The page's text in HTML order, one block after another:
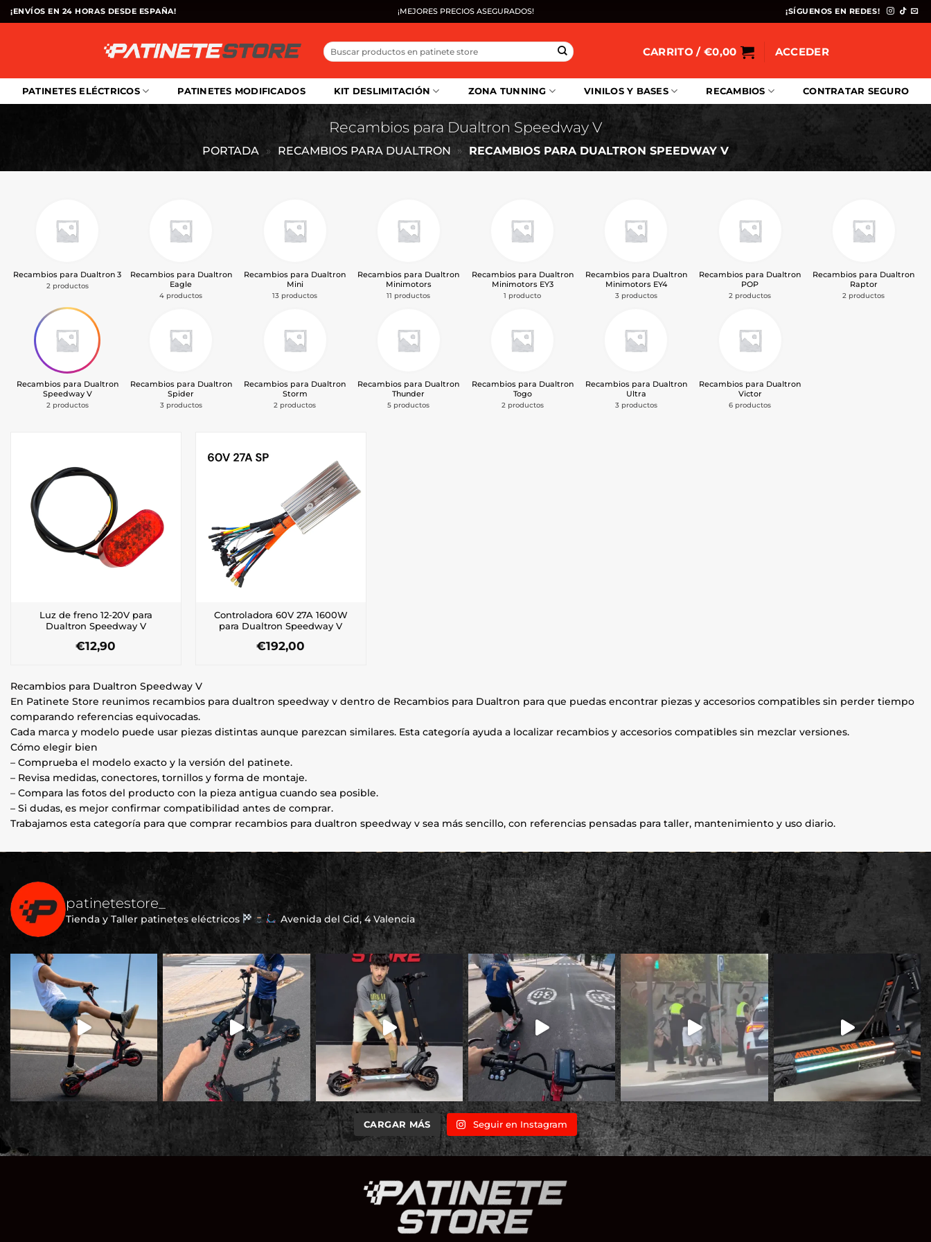
Saltar
al
¡ENVÍOS EN 24 HORAS DESDE ESPAÑA! ¡MEJORES PRECIOS ASEGURADOS! ¡SÍGUENOS EN REDES!
Buscar
por:
CARRITO / €0,00 ACCEDER
PATINETES ELÉCTRICOS PATINETES MODIFICADOS KIT DESLIMITACIÓN ZONA TUNNING VINILOS Y BASES RECAMBIOS CONTRATAR SEGURO
Recambios para Dualtron Speedway V
PORTADA » RECAMBIOS PARA DUALTRON » RECAMBIOS PARA DUALTRON SPEEDWAY V
Recambios para Dualtron 3
2 productos
Recambios para Dualtron
Eagle
4 productos
Recambios para Dualtron
Mini
13 productos
Recambios para Dualtron
Minimotors
11 productos
Recambios para Dualtron
Minimotors EY3
1 producto
Recambios para Dualtron
Minimotors EY4
3 productos
Recambios para Dualtron
POP
2 productos
Recambios para Dualtron
Raptor
2 productos
Recambios para Dualtron
Speedway V
2 productos
Recambios para Dualtron
Spider
3 productos
Recambios para Dualtron
Storm
2 productos
Recambios para Dualtron
Thunder
5 productos
Recambios para Dualtron
Togo
2 productos
Recambios para Dualtron
Ultra
3 productos
Recambios para Dualtron
Victor
6 productos
Luz de freno 12-20V para
Dualtron Speedway V
€12,90
Controladora 60V 27A 1600W
para Dualtron Speedway V
€192,00
Recambios para Dualtron Speedway V
En Patinete Store reunimos recambios para dualtron speedway v dentro de Recambios para Dualtron para que puedas encontrar piezas y accesorios compatibles sin perder tiempo
comparando referencias equivocadas.
Cada marca y modelo puede usar piezas distintas aunque parezcan similares. Esta categoría ayuda a localizar recambios y accesorios compatibles sin mezclar versiones.
Cómo elegir bien
– Comprueba el modelo exacto y la versión del patinete.
– Revisa medidas, conectores, tornillos y forma de montaje.
– Compara las fotos del producto con la pieza antigua cuando sea posible.
– Si dudas, es mejor confirmar compatibilidad antes de comprar.
Trabajamos esta categoría para que comprar recambios para dualtron speedway v sea más sencillo, con referencias pensadas para taller, mantenimiento y uso diario.
patinetestore_
Tienda y Taller patinetes eléctricos Avenida del Cid, 4 Valencia
CARGAR MÁS Seguir en Instagram